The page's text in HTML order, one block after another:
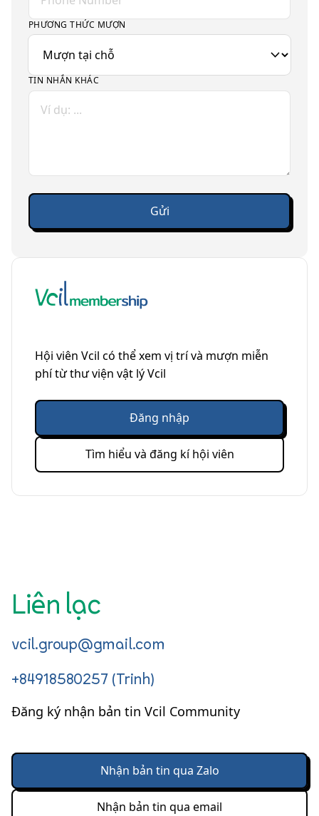
PHƯƠNG THỨC MƯỢN
TIN NHẮN KHÁC
Hội viên Vcil có thể xem vị trí và mượn miễn
phí từ thư viện vật lý Vcil
Đăng nhập
Tìm hiểu và đăng kí hội viên
Liên lạc
vcil.group@gmail.com
+84918580257 (Trinh)
Đăng ký nhận bản tin Vcil Community
Nhận bản tin qua Zalo
Nhận bản tin qua email